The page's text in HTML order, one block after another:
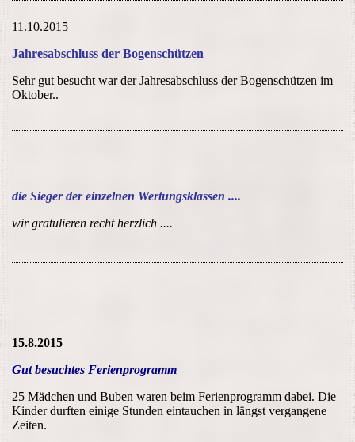
11.10.2015
Jahresabschluss der Bogenschützen
Sehr gut besucht war der Jahresabschluss der Bogenschützen im
Oktober..
die Sieger der einzelnen Wertungsklassen ....
wir gratulieren recht herzlich ....
15.8.2015
Gut besuchtes Ferienprogramm
25 Mädchen und Buben waren beim Ferienprogramm dabei. Die
Kinder durften einige Stunden eintauchen in längst vergangene
Zeiten.